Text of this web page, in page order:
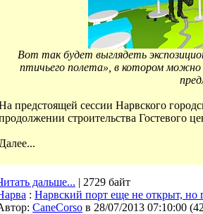
Вот так будет выглядеть
птичьего полета», в котором можно
предстоящей сессии Нарвского
строительства Гостевого
Далее...
дальше... | 2729 байт
: Нарвский порт еще не открыт, но
CaneCorso в 28/07/2013 07:10:00 (